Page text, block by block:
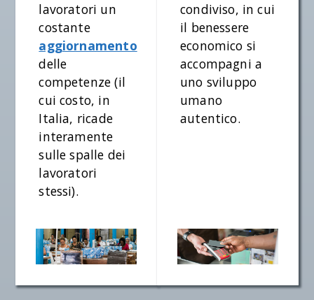
lavoratori un
costante
aggiornamento
delle
competenze (il
cui costo, in
Italia, ricade
interamente
sulle spalle dei
lavoratori
stessi).
condiviso, in cui
il benessere
economico si
accompagni a
uno sviluppo
umano
autentico.